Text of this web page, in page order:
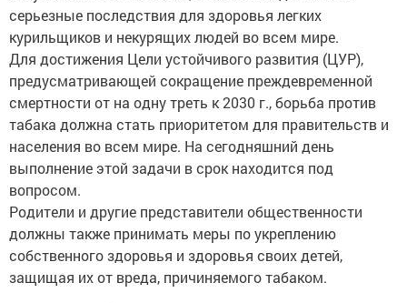
серьезные последствия для здоровья легких
курильщиков и некурящих людей во всем мире.
Для достижения Цели устойчивого развития (ЦУР),
предусматривающей сокращение преждевременной
смертности от на одну треть к 2030 г., борьба против
табака должна стать приоритетом для правительств и
населения во всем мире. На сегодняшний день
выполнение этой задачи в срок находится под
вопросом.
Родители и другие представители общественности
должны также принимать меры по укреплению
собственного здоровья и здоровья своих детей,
защищая их от вреда, причиняемого табаком.